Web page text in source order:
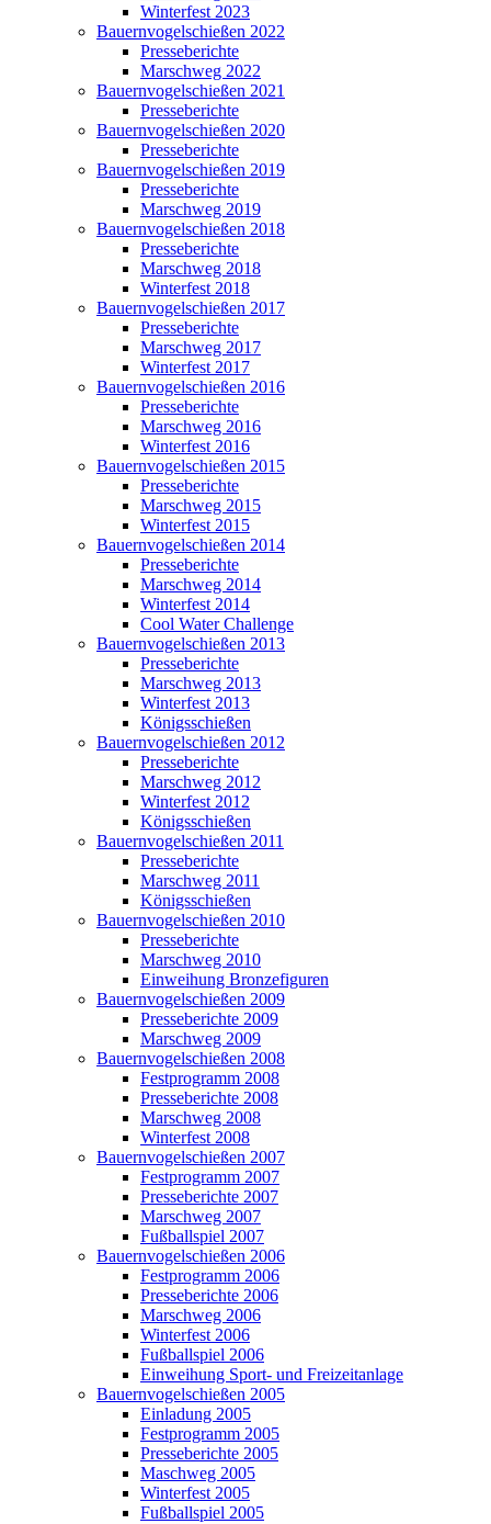
Winterfest 2023
Bauernvogelschießen 2022
Presseberichte
Marschweg 2022
Bauernvogelschießen 2021
Presseberichte
Bauernvogelschießen 2020
Presseberichte
Bauernvogelschießen 2019
Presseberichte
Marschweg 2019
Bauernvogelschießen 2018
Presseberichte
Marschweg 2018
Winterfest 2018
Bauernvogelschießen 2017
Presseberichte
Marschweg 2017
Winterfest 2017
Bauernvogelschießen 2016
Presseberichte
Marschweg 2016
Winterfest 2016
Bauernvogelschießen 2015
Presseberichte
Marschweg 2015
Winterfest 2015
Bauernvogelschießen 2014
Presseberichte
Marschweg 2014
Winterfest 2014
Cool Water Challenge
Bauernvogelschießen 2013
Presseberichte
Marschweg 2013
Winterfest 2013
Königsschießen
Bauernvogelschießen 2012
Presseberichte
Marschweg 2012
Winterfest 2012
Königsschießen
Bauernvogelschießen 2011
Presseberichte
Marschweg 2011
Königsschießen
Bauernvogelschießen 2010
Presseberichte
Marschweg 2010
Einweihung Bronzefiguren
Bauernvogelschießen 2009
Presseberichte 2009
Marschweg 2009
Bauernvogelschießen 2008
Festprogramm 2008
Presseberichte 2008
Marschweg 2008
Winterfest 2008
Bauernvogelschießen 2007
Festprogramm 2007
Presseberichte 2007
Marschweg 2007
Fußballspiel 2007
Bauernvogelschießen 2006
Festprogramm 2006
Presseberichte 2006
Marschweg 2006
Winterfest 2006
Fußballspiel 2006
Einweihung Sport- und Freizeitanlage
Bauernvogelschießen 2005
Einladung 2005
Festprogramm 2005
Presseberichte 2005
Maschweg 2005
Winterfest 2005
Fußballspiel 2005